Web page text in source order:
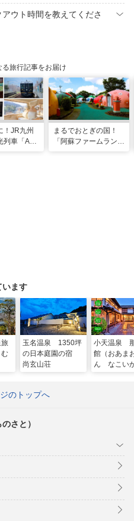
ウト時間を教えてくださ
旅行記事をお届け
！JR九州
列車「A列
まるでおとぎの国！
「阿蘇ファームラン
います
玉名温泉 1350坪
の日本庭園の宿
尚玄山荘
小天温泉
館（おあま
ん なこい
のトップへ
さと）